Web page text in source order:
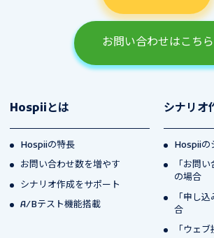
お問い合わせはこちら
Hospiiとは
Hospiiの特長
お問い合わせ数を増やす
シナリオ作成をサポート
A/Bテスト機能搭載
シナリオ
Hospiiの
「お問
の場合
「申し
合
「ウェ